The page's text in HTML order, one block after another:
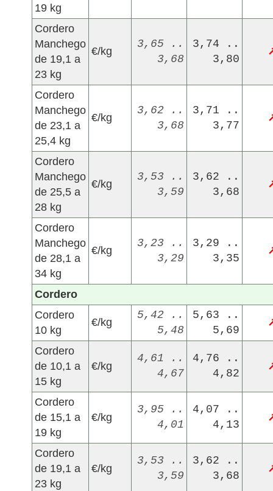
19 kg
Cordero
Manchego
de 19,1 a
23 kg
€/kg
3,65 ..
3,68
3,74 ..
3,80
Cordero
Manchego
de 23,1 a
25,4 kg
€/kg
3,62 ..
3,68
3,71 ..
3,77
Cordero
Manchego
de 25,5 a
28 kg
€/kg
3,53 ..
3,59
3,62 ..
3,68
Cordero
Manchego
de 28,1 a
34 kg
€/kg
3,23 ..
3,29
3,29 ..
3,35
Cordero
Cordero
10 kg
€/kg
5,42 ..
5,48
5,63 ..
5,69
Cordero
de 10,1 a
15 kg
€/kg
4,61 ..
4,67
4,76 ..
4,82
Cordero
de 15,1 a
19 kg
€/kg
3,95 ..
4,01
4,07 ..
4,13
Cordero
de 19,1 a
23 kg
€/kg
3,53 ..
3,59
3,62 ..
3,68